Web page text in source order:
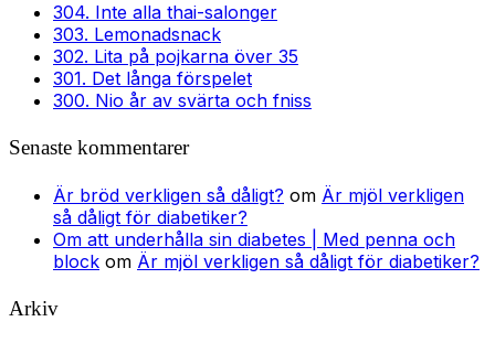
304. Inte alla thai-salonger
303. Lemonadsnack
302. Lita på pojkarna över 35
301. Det långa förspelet
300. Nio år av svärta och fniss
Senaste kommentarer
Är bröd verkligen så dåligt? om Är mjöl verkligen
så dåligt för diabetiker?
Om att underhålla sin diabetes | Med penna och
block om Är mjöl verkligen så dåligt för diabetiker?
Arkiv